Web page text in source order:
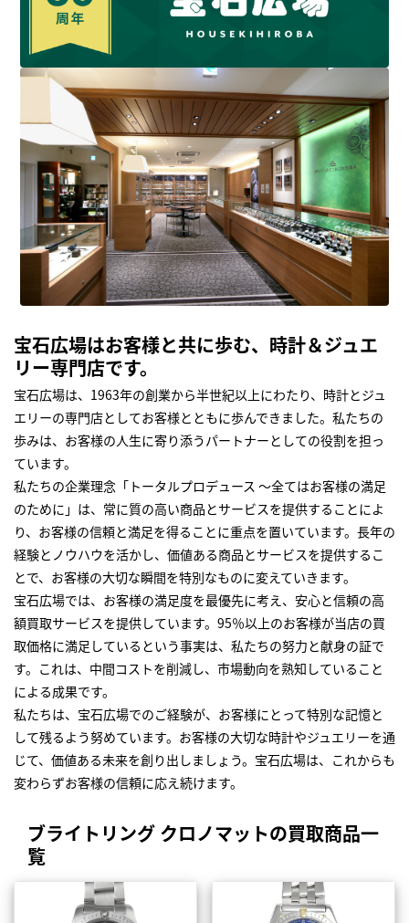
宝石広場はお客様と共に歩む、時計＆ジュエ
リー専門店です。
宝石広場は、1963年の創業から半世紀以上にわたり、時計とジュ
エリーの専門店としてお客様とともに歩んできました。私たちの
歩みは、お客様の人生に寄り添うパートナーとしての役割を担っ
ています。
私たちの企業理念「トータルプロデュース ～全てはお客様の満足
のために」は、常に質の高い商品とサービスを提供することによ
り、お客様の信頼と満足を得ることに重点を置いています。長年の
経験とノウハウを活かし、価値ある商品とサービスを提供するこ
とで、お客様の大切な瞬間を特別なものに変えていきます。
宝石広場では、お客様の満足度を最優先に考え、安心と信頼の高
額買取サービスを提供しています。95％以上のお客様が当店の買
取価格に満足しているという事実は、私たちの努力と献身の証で
す。これは、中間コストを削減し、市場動向を熟知していること
による成果です。
私たちは、宝石広場でのご経験が、お客様にとって特別な記憶と
して残るよう努めています。お客様の大切な時計やジュエリーを通
じて、価値ある未来を創り出しましょう。宝石広場は、これからも
変わらずお客様の信頼に応え続けます。
ブライトリング クロノマットの買取商品一
覧